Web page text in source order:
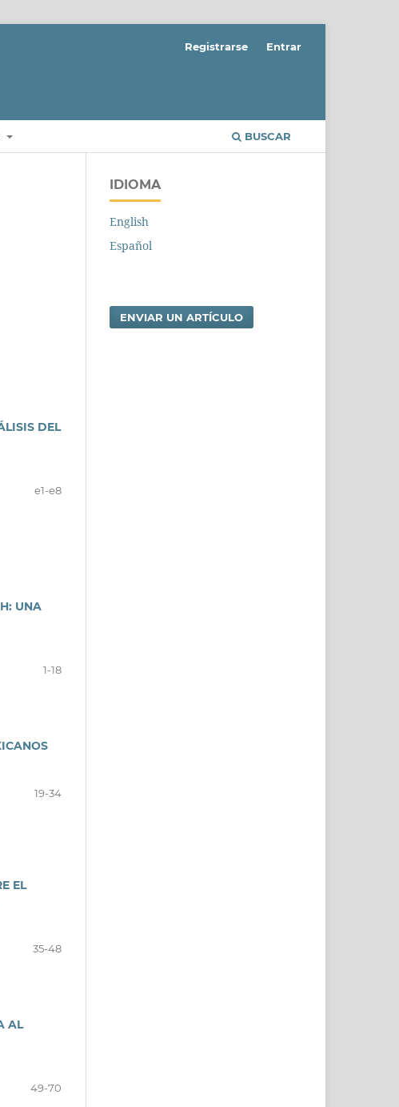
BUSCAR
Registrarse Entrar
DEL
e1-e8
UNA
1-18
19-34
EL
35-48
AL
49-70
IDIOMA
English
Español
ENVIAR UN ARTÍCULO